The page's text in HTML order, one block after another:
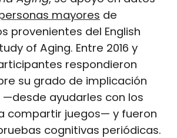
mayores de
provenientes del English
of Aging. Entre 2016 y
respondieron
su grado de implicación
ayudarles con los
compartir juegos— y fueron
cognitivas periódicas.